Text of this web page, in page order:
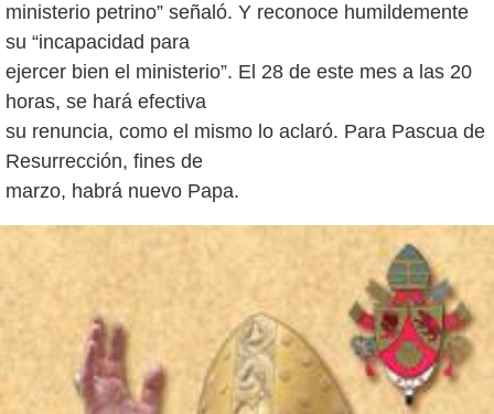
ministerio petrino” señaló. Y reconoce humildemente
su “incapacidad para
ejercer bien el ministerio”. El 28 de este mes a las 20
horas, se hará efectiva
su renuncia, como el mismo lo aclaró. Para Pascua de
Resurrección, fines de